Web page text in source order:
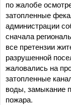
по жалобе
затопленные
администрации
сначала
все претензии
разрушенной
жаловались на
затопленные
воды, замыкание
пожара.